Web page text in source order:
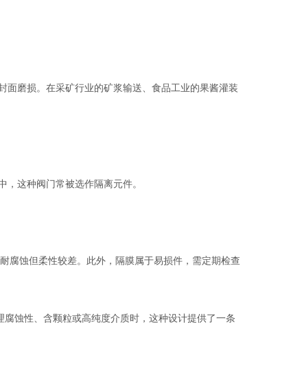
磨损。在采矿行业的矿浆输送、食品工业的果酱灌装
这种阀门常被选作隔离元件。
蚀但柔性较差。此外，隔膜属于易损件，需定期检查
蚀性、含颗粒或高纯度介质时，这种设计提供了一条